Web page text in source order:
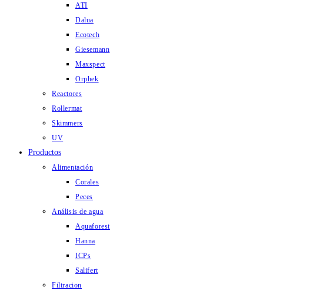
ATI
Dalua
Ecotech
Giesemann
Maxspect
Orphek
Reactores
Rollermat
Skimmers
UV
Productos
Alimentación
Corales
Peces
Análisis de agua
Aquaforest
Hanna
ICPs
Salifert
Filtracion